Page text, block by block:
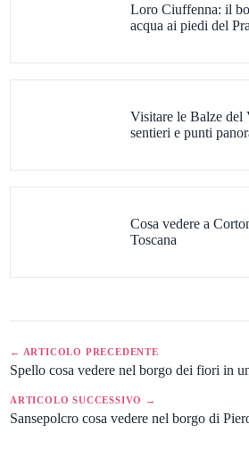
Loro Ciuffenna: il
acqua ai piedi del
Visitare le Balze del
sentieri e punti
Cosa vedere a
Toscana
← ARTICOLO PRECEDENTE
Spello cosa vedere nel borgo dei fiori in
ARTICOLO SUCCESSIVO →
Sansepolcro cosa vedere nel borgo di